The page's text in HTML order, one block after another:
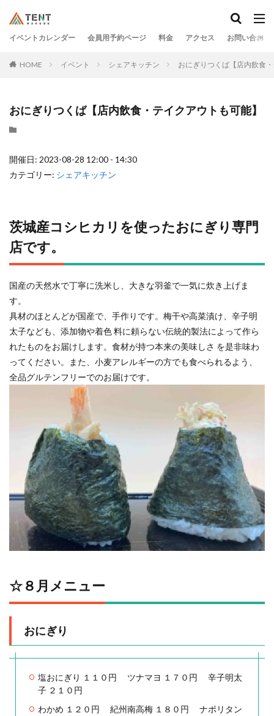
イベントカレンダー 会員用予約ページ 料金 アクセス お問い合わせ
HOME イベント シェアキッチン おにぎりつくば【店内飲食
おにぎりつくば【店内飲食・テイクアウトも可能】
開催日: 2023-08-28 12:00 - 14:30
カテゴリー: シェアキッチン
茨城産コシヒカリを使ったおにぎり専門
店です。
国産の天然水で丁寧に洗米し、大きな羽釜で一気に炊き上げま
す。
具材のほとんどが国産で、手作りです。梅干や高菜漬け、辛子明
太子なども、添加物や着色 料に頼らない伝統的製法によって作ら
れたものをお届けします。食材が持つ本来の美味しさ を是非味わ
ってください。また、小麦アレルギーの方でも食べられるよう、
全品グルテンフリーでのお届けです。
☆８月メニュー
おにぎり
塩おにぎり １１０円 ツナマヨ １７０円 ⾟⼦明太
⼦ ２１０円
わかめ １２０円 紀州南⾼梅 １８０円 ナポリタン